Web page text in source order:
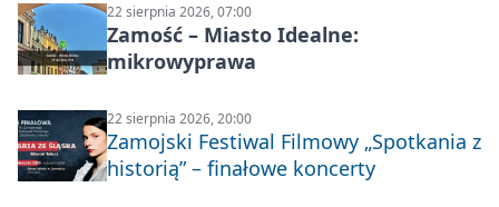
22 sierpnia 2026, 07:00
Zamość – Miasto Idealne:
mikrowyprawa
22 sierpnia 2026, 20:00
Zamojski Festiwal Filmowy „Spotkania z
historią” – finałowe koncerty